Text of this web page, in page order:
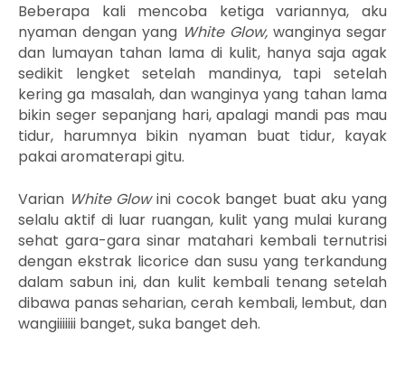
Beberapa kali mencoba ketiga variannya, aku
nyaman dengan yang White Glow, wanginya segar
dan lumayan tahan lama di kulit, hanya saja agak
sedikit lengket setelah mandinya, tapi setelah
kering ga masalah, dan wanginya yang tahan lama
bikin seger sepanjang hari, apalagi mandi pas mau
tidur, harumnya bikin nyaman buat tidur, kayak
pakai aromaterapi gitu.
Varian White Glowini cocok banget buat aku yang
selalu aktif di luar ruangan, kulit yang mulai kurang
sehat gara-gara sinar matahari kembali ternutrisi
dengan ekstrak licorice dan susu yang terkandung
dalam sabun ini, dan kulit kembali tenang setelah
dibawa panas seharian, cerah kembali, lembut, dan
wangiiiiiii banget, suka banget deh.